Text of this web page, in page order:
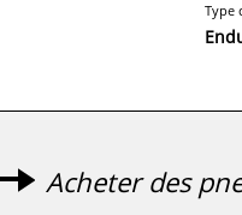
Type
Acheter des